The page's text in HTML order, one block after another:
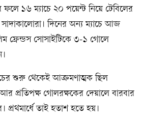
ফলে ১৬ ম্যাচে ২০ পয়েন্ট নিয়ে টেবিলের
দিনের অন্য ম্যাচে আজ
ফ্রেন্ডস সোসাইটিকে ৩-১ গোলে
শুরু থেকেই আক্রমণাত্মক ছিল
প্রতিপক্ষ গোলরক্ষকের দেয়ালে বারবার
প্রথমার্ধে তাই হতাশ হতে হয়।